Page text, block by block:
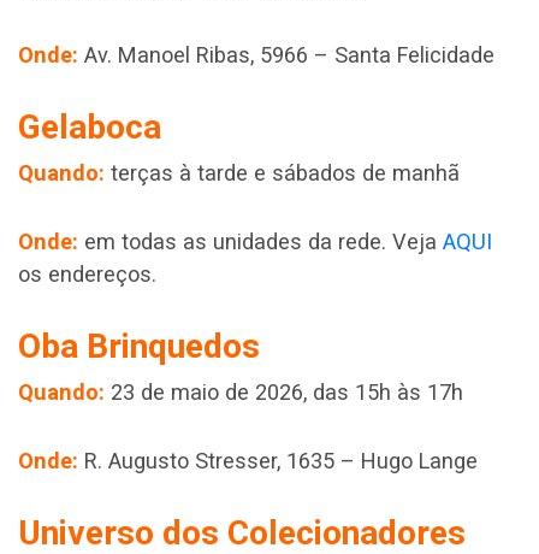
Onde: Av. Manoel Ribas, 5966 – Santa Felicidade
Gelaboca
Quando: terças à tarde e sábados de manhã
Onde: em todas as unidades da rede. Veja AQUI
os endereços.
Oba Brinquedos
Quando: 23 de maio de 2026, das 15h às 17h
Onde: R. Augusto Stresser, 1635 – Hugo Lange
Universo dos Colecionadores